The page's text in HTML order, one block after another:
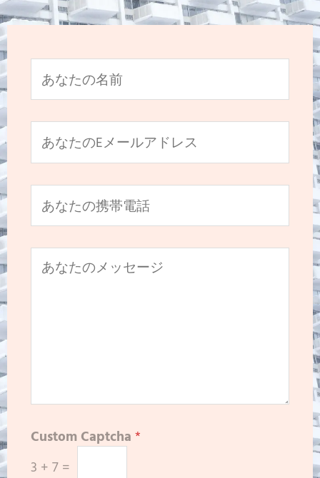
Custom Captcha *
3 + 7 =